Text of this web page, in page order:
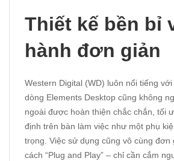
Thiết kế bền bỉ
hành đơn giản
Western Digital (WD) luôn nổi tiếng
dòng Elements Desktop cũng không
ngoài được hoàn thiện chắc chắn, tối
định trên bàn làm việc như một phụ
trọng. Việc sử dụng cũng vô cùng đơn
cách “Plug and Play” – chỉ cần cắm